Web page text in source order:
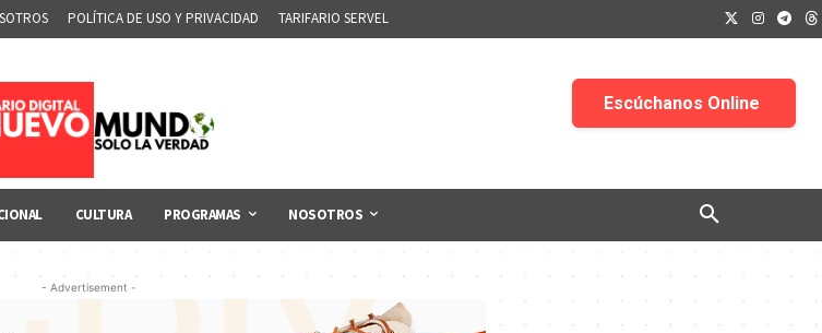
POLÍTICA DE USO Y PRIVACIDAD TARIFARIO SERVEL
CULTURA PROGRAMAS NOSOTROS
- Advertisement -